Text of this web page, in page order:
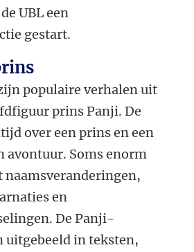
UBL een
gestart.
populaire verhalen uit
prins Panji. De
over een prins en een
avontuur. Soms enorm
en
De Panji-
uitgebeeld in teksten,